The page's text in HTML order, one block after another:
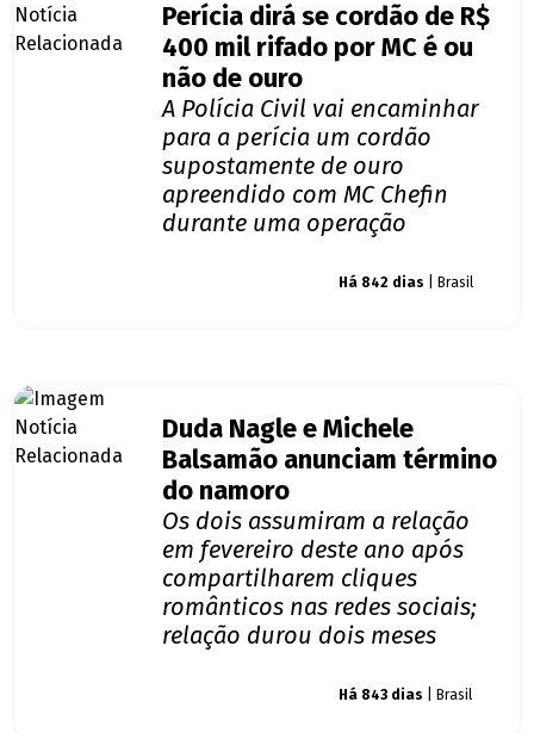
Perícia dirá se cordão de R$
400 mil rifado por MC é ou
não de ouro
A Polícia Civil vai encaminhar
para a perícia um cordão
supostamente de ouro
apreendido com MC Chefin
durante uma operação
Há 842 dias | Brasil
Duda Nagle e Michele
Balsamão anunciam término
do namoro
Os dois assumiram a relação
em fevereiro deste ano após
compartilharem cliques
românticos nas redes sociais;
relação durou dois meses
Há 843 dias | Brasil